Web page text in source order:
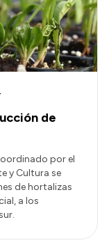
de
por el
y Cultura se
de hortalizas
a los